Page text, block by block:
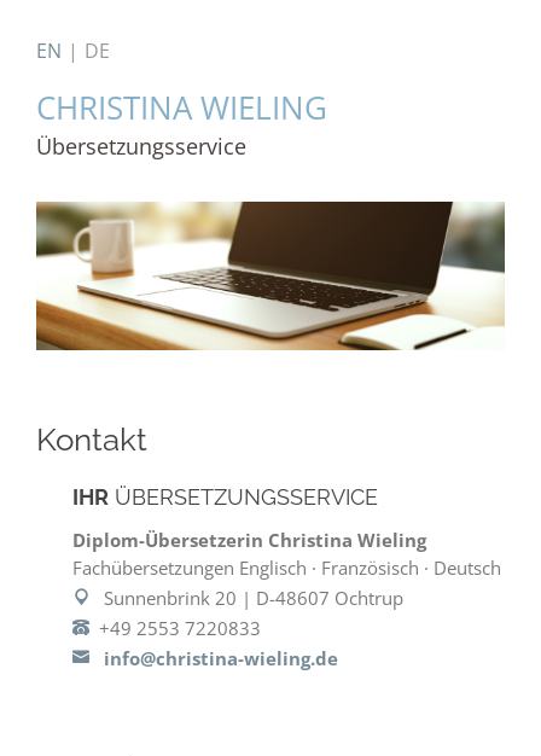
EN DE
CHRISTINA WIELING
Übersetzungsservice
Kontakt
IHR ÜBERSETZUNGSSERVICE
Diplom-Übersetzerin Christina Wieling
Fachübersetzungen Englisch · Französisch · Deutsch
Sunnenbrink 20 | D-48607 Ochtrup
+49 2553 7220833
info@christina-wieling.de